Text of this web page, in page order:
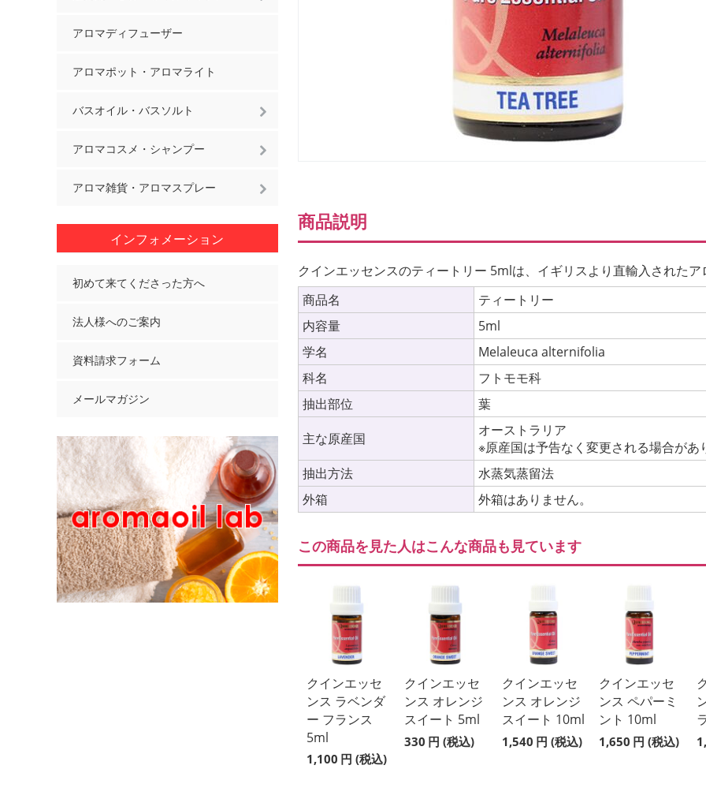
アロマディフューザー
アロマポット・アロマライト
バスオイル・バスソルト
アロマコスメ・シャンプー
アロマ雑貨・アロマスプレー
インフォメーション
初めて来てくださった方へ
法人様へのご案内
資料請求フォーム
メールマガジン
商品説明
クインエッセンスのティートリー 5mlは、イギリスより直輸入されたア
商品名
ティートリー
内容量
5ml
学名
Melaleuca alternifolia
科名
フトモモ科
抽出部位
葉
主な原産国
オーストラリア
※原産国は予告なく変更される場合があ
抽出方法
水蒸気蒸留法
外箱
外箱はありません。
この商品を見た人はこんな商品も見ています
クインエッセ
ンス ラベンダ
ー フランス
5ml
1,100 円 (税込)
クインエッセ
ンス オレンジ
スイート 5ml
330 円 (税込)
クインエッセ
ンス オレンジ
スイート 10ml
1,540 円 (税込)
クインエッセ
ンス ペパーミ
ント 10ml
1,650 円 (税込)